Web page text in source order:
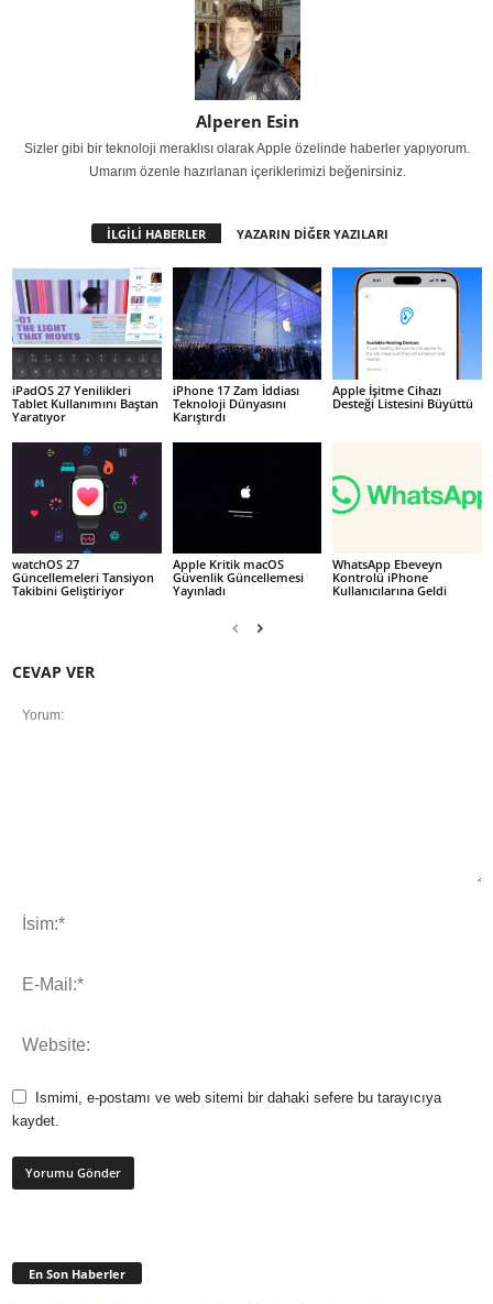
Alperen Esin
Sizler gibi bir teknoloji meraklısı olarak Apple özelinde haberler yapıyorum.
Umarım özenle hazırlanan içeriklerimizi beğenirsiniz.
İLGİLİ HABERLER YAZARIN DİĞER YAZILARI
iPadOS 27 Yenilikleri
Tablet Kullanımını Baştan
Yaratıyor
iPhone 17 Zam İddiası
Teknoloji Dünyasını
Karıştırdı
Apple İşitme Cihazı
Desteği Listesini Büyüttü
watchOS 27
Güncellemeleri Tansiyon
Takibini Geliştiriyor
Apple Kritik macOS
Güvenlik Güncellemesi
Yayınladı
WhatsApp Ebeveyn
Kontrolü iPhone
Kullanıcılarına Geldi
CEVAP VER
Ismimi, e-postamı ve web sitemi bir dahaki sefere bu tarayıcıya
kaydet.
En Son Haberler